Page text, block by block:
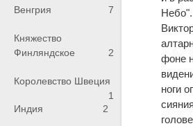
Венгрия 7
Княжество
Финляндское
2
Королевство Швеция
1
Индия
2
фоне
ноги